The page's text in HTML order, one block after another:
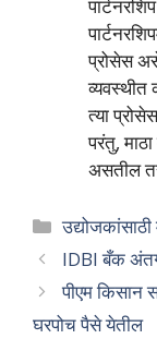
प्रोसेस
त्या
परंतु,
असतील तर
Categories
IDBI बँक
पीएम किसान
घरपोच पैसे येतील